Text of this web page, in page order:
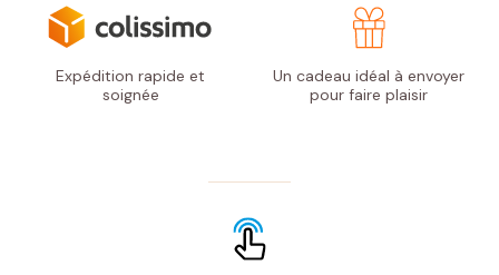
Expédition rapide et
soignée
Un cadeau idéal à envoyer
pour faire plaisir